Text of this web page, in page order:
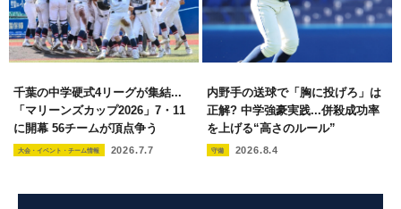
千葉の中学硬式4リーグが集結...
「マリーンズカップ2026」7・11
に開幕 56チームが頂点争う
大会・イベント・チーム情報 2026.7.7
内野手の送球で「胸に投げろ」は
正解? 中学強豪実践...併殺成功率
を上げる“高さのルール”
守備 2026.8.4